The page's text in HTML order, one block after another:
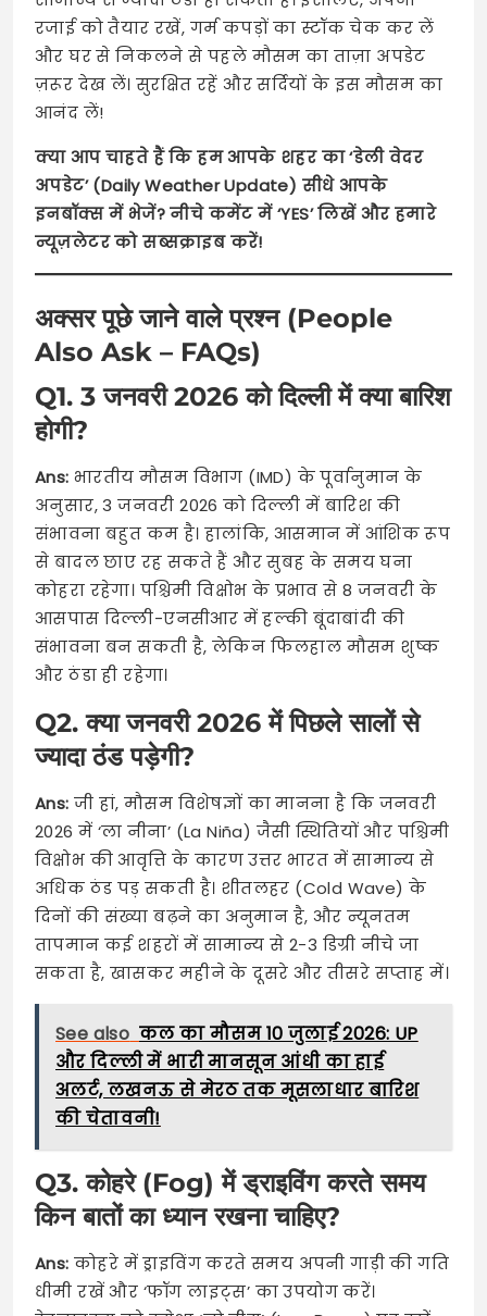
रजाई को तैयार रखें, गर्म कपड़ों का स्टॉक चेक कर लें
और घर से निकलने से पहले मौसम का ताज़ा अपडेट
ज़रूर देख लें। सुरक्षित रहें और सर्दियों के इस मौसम का
आनंद लें!
क्या आप चाहते हैं कि हम आपके शहर का ‘डेली वेदर
अपडेट’ (Daily Weather Update) सीधे आपके
इनबॉक्स में भेजें? नीचे कमेंट में ‘YES’ लिखें और हमारे
न्यूज़लेटर को सब्सक्राइब करें!
अक्सर पूछे जाने वाले प्रश्न (People
Also Ask – FAQs)
Q1. 3 जनवरी 2026 को दिल्ली में क्या बारिश
होगी?
Ans: भारतीय मौसम विभाग (IMD) के पूर्वानुमान के
अनुसार, 3 जनवरी 2026 को दिल्ली में बारिश की
संभावना बहुत कम है। हालांकि, आसमान में आंशिक रूप
से बादल छाए रह सकते हैं और सुबह के समय घना
कोहरा रहेगा। पश्चिमी विक्षोभ के प्रभाव से 8 जनवरी के
आसपास दिल्ली-एनसीआर में हल्की बूंदाबांदी की
संभावना बन सकती है, लेकिन फिलहाल मौसम शुष्क
और ठंडा ही रहेगा।
Q2. क्या जनवरी 2026 में पिछले सालों से
ज्यादा ठंड पड़ेगी?
Ans: जी हां, मौसम विशेषज्ञों का मानना है कि जनवरी
2026 में ‘ला नीना’ (La Niña) जैसी स्थितियों और पश्चिमी
विक्षोभ की आवृत्ति के कारण उत्तर भारत में सामान्य से
अधिक ठंड पड़ सकती है। शीतलहर (Cold Wave) के
दिनों की संख्या बढ़ने का अनुमान है, और न्यूनतम
तापमान कई शहरों में सामान्य से 2-3 डिग्री नीचे जा
सकता है, खासकर महीने के दूसरे और तीसरे सप्ताह में।
See also कल का मौसम 10 जुलाई 2026: UP
और दिल्ली में भारी मानसून आंधी का हाई
अलर्ट, लखनऊ से मेरठ तक मूसलाधार बारिश
की चेतावनी!
Q3. कोहरे (Fog) में ड्राइविंग करते समय
किन बातों का ध्यान रखना चाहिए?
Ans: कोहरे में ड्राइविंग करते समय अपनी गाड़ी की गति
धीमी रखें और ‘फॉग लाइट्स’ का उपयोग करें।